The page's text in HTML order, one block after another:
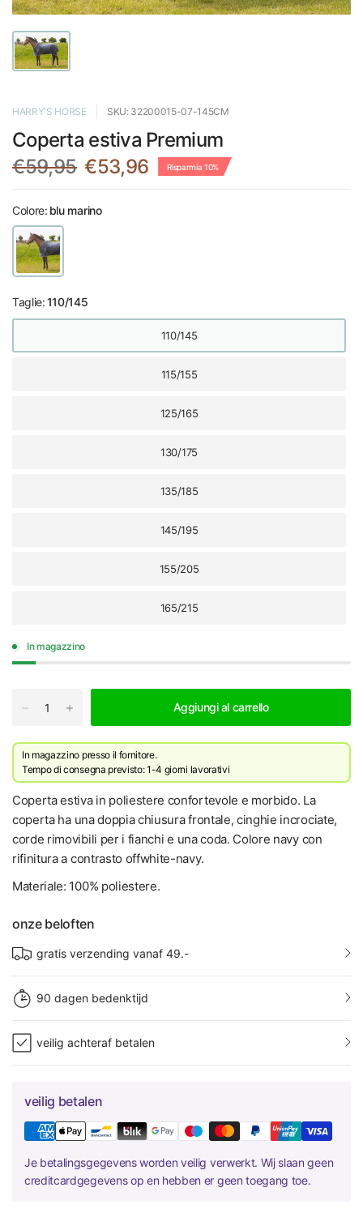
HARRY'S HORSE SKU: 32200015-07-145CM
Coperta estiva Premium
€59,95 €53,96 Risparmia 10%
Colore: blu marino
Taglie:110/145
110/145
115/155
125/165
130/175
135/185
145/195
155/205
165/215
In magazzino
Aggiungi al carrello
In magazzino presso il fornitore.
Tempo di consegna previsto: 1-4 giorni lavorativi
Coperta estiva in poliestere confortevole e morbido. La
coperta ha una doppia chiusura frontale, cinghie incrociate,
corde rimovibili per i fianchi e una coda. Colore navy con
rifinitura a contrasto offwhite-navy.
Materiale: 100% poliestere.
onze beloften
gratis verzending vanaf 49.-
90 dagen bedenktijd
veilig achteraf betalen
veilig betalen
Je betalingsgegevens worden veilig verwerkt. Wij slaan geen
creditcardgegevens op en hebben er geen toegang toe.